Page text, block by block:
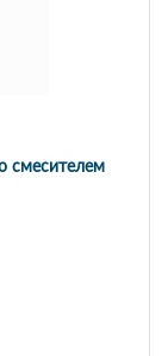
смесителем